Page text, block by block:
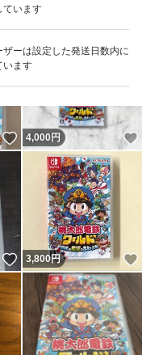
ています
ザーは設定した発送日数内に
います
いいね！
3,450
いいね！
4,000 円
いいね！
3,800円